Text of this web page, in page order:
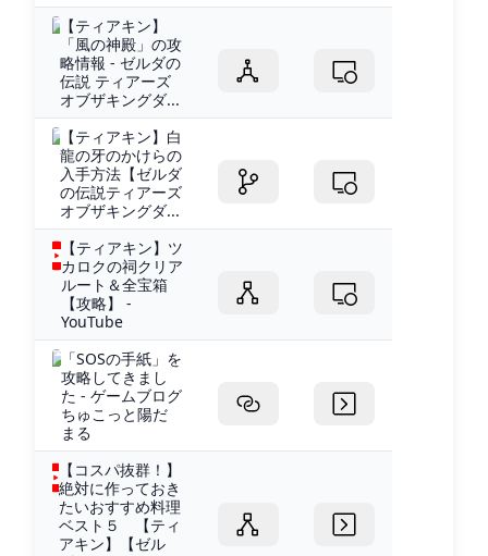
【ティアキン】
「風の神殿」の攻
略情報 - ゼルダの
伝説 ティアーズ
オブザキングダ...
【ティアキン】白
龍の牙のかけらの
入手方法【ゼルダ
の伝説ティアーズ
オブザキングダ...
【ティアキン】ツ
カロクの祠クリア
ルート＆全宝箱
【攻略】 -
YouTube
「SOSの手紙」を
攻略してきまし
た - ゲームブログ
ちゅこっと陽だ
まる
【コスパ抜群！】
絶対に作っておき
たいおすすめ料理
ベスト５ 【ティ
アキン】【ゼル